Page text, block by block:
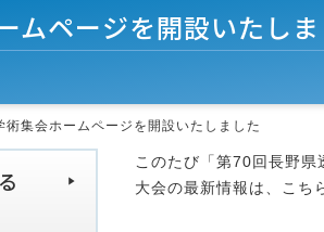
ムページを開設いたし
術集会ホームページを開設いたしました
このたび「第70回長野
大会の最新情報は、こち